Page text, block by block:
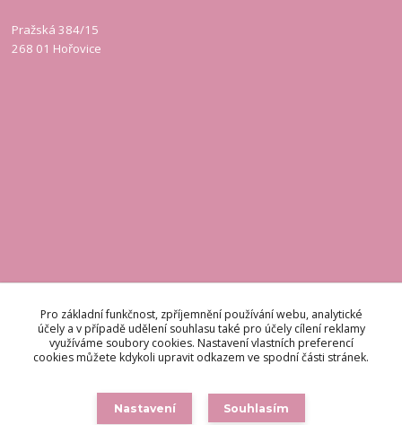
Pro základní funkčnost, zpříjemnění používání webu, analytické
účely a v případě udělení souhlasu také pro účely cílení reklamy
využíváme soubory cookies. Nastavení vlastních preferencí
cookies můžete kdykoli upravit odkazem ve spodní části stránek.
Nastavení Souhlasím
Pražská 384/15
268 01 Hořovice
KONTAKT
Odpovídáme do 48 hodin.
Pro základní funkčnost, zpříjemnění používání webu, analytické
účely a v případě udělení souhlasu také pro účely cílení reklamy
využíváme soubory cookies. Nastavení vlastních preferencí
cookies můžete kdykoli upravit odkazem ve spodní části stránek.
Nastavení Souhlasím